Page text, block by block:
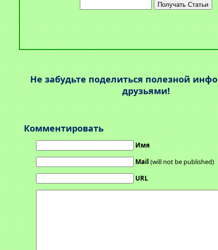
Не забудьте поделиться полезной
друзьями!
Комментировать
Имя
Mail (will not be published)
URL